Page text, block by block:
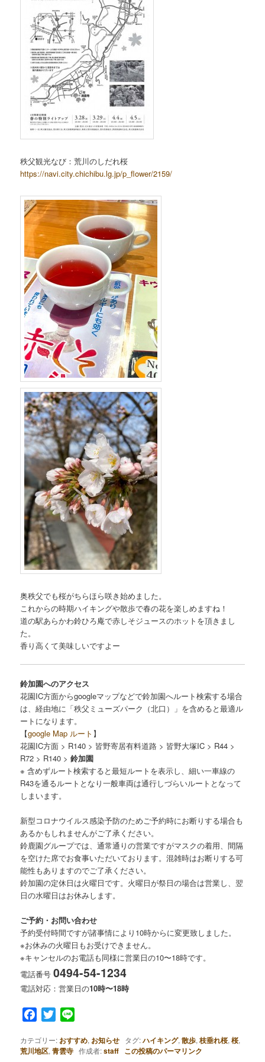
秩父観光なび：荒川のしだれ桜
https://navi.city.chichibu.lg.jp/p_flower/2159/
奥秩父でも桜がちらほら咲き始めました。
これからの時期ハイキングや散歩で春の花を楽しめますね！
道の駅あらかわ鈴ひろ庵で赤しそジュースのホットを頂きまし
た。
香り高くて美味しいですよー
鈴加園へのアクセス
花園IC方面からgoogleマップなどで鈴加園へルート検索する場合
は、経由地に「秩父ミューズパーク（北口）」を含めると最適ル
ートになります。
【google Map ルート 】
花園IC方面 > R140 > 皆野寄居有料道路 > 皆野大塚IC > R44 >
R72 > R140 >鈴加園
※ 含めずルート検索すると最短ルートを表示し、細い一車線の
R43を通るルートとなり一般車両は通行しづらいルートとなって
しまいます。
新型コロナウイルス感染予防のためご予約時にお断りする場合も
あるかもしれませんがご了承ください。
鈴鹿園グループでは、通常通りの営業ですがマスクの着用、間隔
を空けた席でお食事いただいております。混雑時はお断りする可
能性もありますのでご了承ください。
鈴加園の定休日は火曜日です。火曜日が祭日の場合は営業し、翌
日の水曜日はお休みします。
ご予約・お問い合わせ
予約受付時間ですが諸事情により10時からに変更致しました。
※お休みの火曜日もお受けできません。
※キャンセルのお電話も同様に営業日の10〜18時です。
電話番号0494-54-1234
電話対応：営業日の10時〜18時
Facebook
Twitter
カテゴリー: おすすめ, お知らせ タグ:ハイキング,散歩,枝垂れ桜,桜,
荒川地区,青雲寺 作成者:staff この投稿のパーマリンク